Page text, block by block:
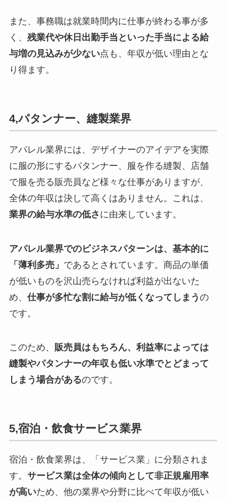
また、事務職は就業時間内に仕事が終わる事が多
く、 残業代や休日出勤手当といった手当による給
与増の見込みが少ない点も、年収が低い理由とな
り得ます。
4,パタンナー、縫製業界
アパレル業界には、デザイナーのアイデアを実際
に服の形にするパタンナー、服を作る縫製、店舗
で服を売る販売員など様々な仕事がありますが、
全体の年収は決して高くはありません。これは、
業界の給与水準の低さ に由来しています。
アパレル業界でのビジネスパターンは、基本的に
「薄利多売」 であるとされています。商品の単価
が低いものを沢山売らなければ利益が出ないた
め、 仕事が多忙な割に給与が低くなってしまう の
です。
このため、 販売員はもちろん、利益率によっては
縫製やパタンナーの年収も低い水準でとどまって
しまう場合があるのです。
5,宿泊・飲食サービス業界
宿泊・飲食業界は、「サービス業」に分類されま
す。 サービス業は全体の傾向として非正規雇用率
が高いため、他の業界や分野に比べて年収が低い